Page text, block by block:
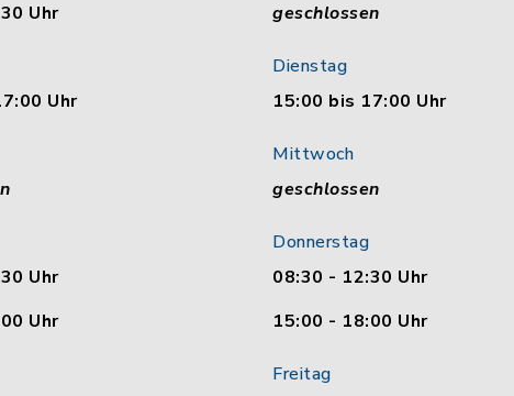
Uhr
Uhr
Uhr
Uhr
geschlossen
Dienstag
15:00 bis 17:00 Uhr
Mittwoch
geschlossen
Donnerstag
08:30 - 12:30 Uhr
15:00 - 18:00 Uhr
Freitag